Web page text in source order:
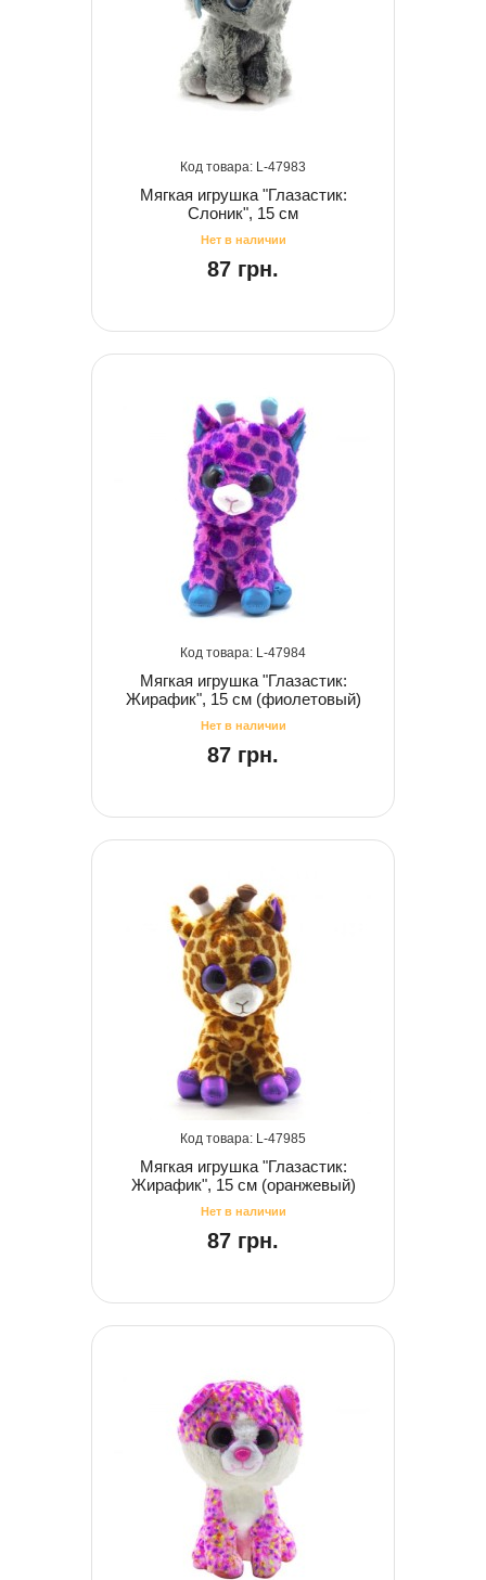
47983
Мягкая игрушка "Глазастик:
Слоник", 15 см
87 грн.
47984
Мягкая игрушка "Глазастик:
Жирафик", 15 см (фиолетовый)
87 грн.
47985
Мягкая игрушка "Глазастик:
Жирафик", 15 см (оранжевый)
87 грн.